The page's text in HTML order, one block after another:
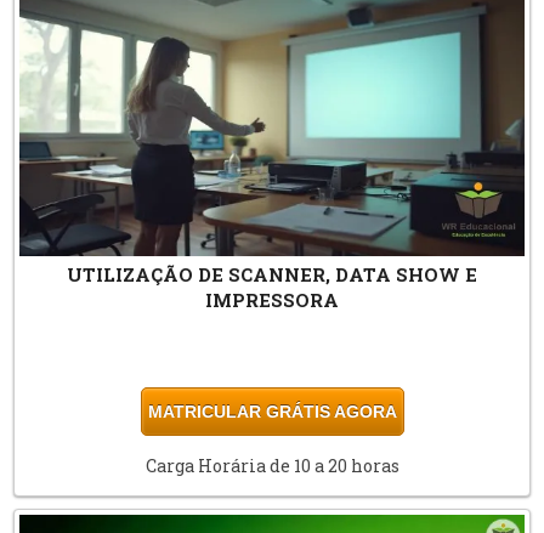
UTILIZAÇÃO DE SCANNER, DATA SHOW E
IMPRESSORA
MATRICULAR GRÁTIS AGORA
Carga Horária de 10 a 20 horas